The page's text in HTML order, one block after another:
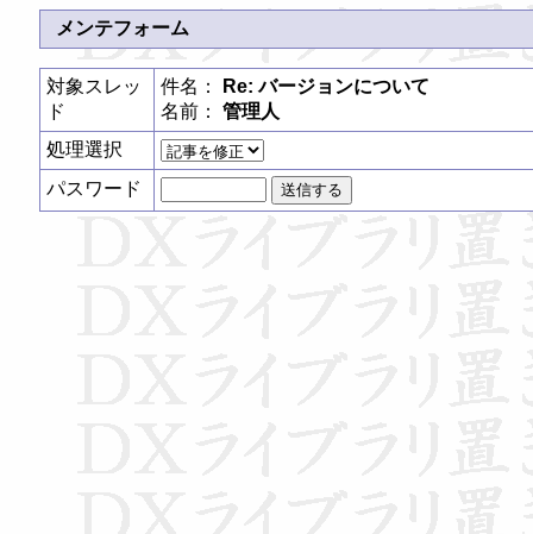
メンテフォーム
対象スレッ
ド
件名：
Re: バージョンについて
名前： 管理人
処理選択
パスワード